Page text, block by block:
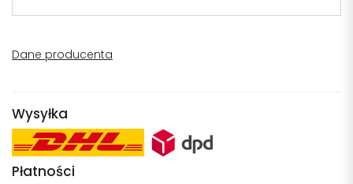
Dane producenta
Wysyłka
Płatności